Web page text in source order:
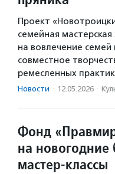
Проект
семейная
на вовлечение семей
совместное
ремесленных
Новости · 12.05.2026 ·
Фонд
на новогодние
мастер-классы